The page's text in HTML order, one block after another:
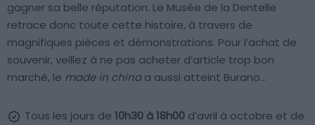
gagner sa belle réputation. Le Musée de la Dentelle
retrace donc toute cette histoire, à travers de
magnifiques pièces et démonstrations. Pour l’achat de
souvenir, veillez à ne pas acheter d’article trop bon
marché, le made in chinaa aussi atteint Burano…
Tous les jours de 10h30 à 18h00 d’avril à octobre et de